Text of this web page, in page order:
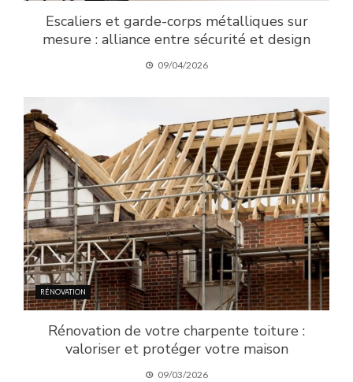
Escaliers et garde-corps métalliques sur
mesure : alliance entre sécurité et design
09/04/2026
RÉNOVATION
Rénovation de votre charpente toiture :
valoriser et protéger votre maison
09/03/2026